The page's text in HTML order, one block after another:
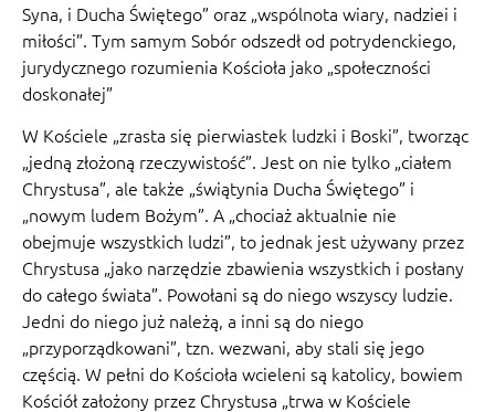
Syna, i Ducha Świętego” oraz „wspólnota wiary, nadziei i
miłości”. Tym samym Sobór odszedł od potrydenckiego,
jurydycznego rozumienia Kościoła jako „społeczności
doskonałej”
W Kościele „zrasta się pierwiastek ludzki i Boski”, tworząc
„jedną złożoną rzeczywistość”. Jest on nie tylko „ciałem
Chrystusa”, ale także „świątynia Ducha Świętego” i
„nowym ludem Bożym”. A „chociaż aktualnie nie
obejmuje wszystkich ludzi”, to jednak jest używany przez
Chrystusa „jako narzędzie zbawienia wszystkich i posłany
do całego świata”. Powołani są do niego wszyscy ludzie.
Jedni do niego już należą, a inni są do niego
„przyporządkowani”, tzn. wezwani, aby stali się jego
częścią. W pełni do Kościoła wcieleni są katolicy, bowiem
Kościół założony przez Chrystusa „trwa w Kościele